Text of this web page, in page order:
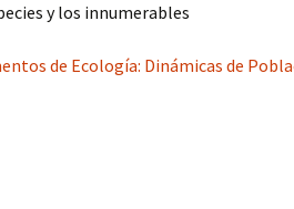
y los innumerables
de Ecología: Dinámicas de